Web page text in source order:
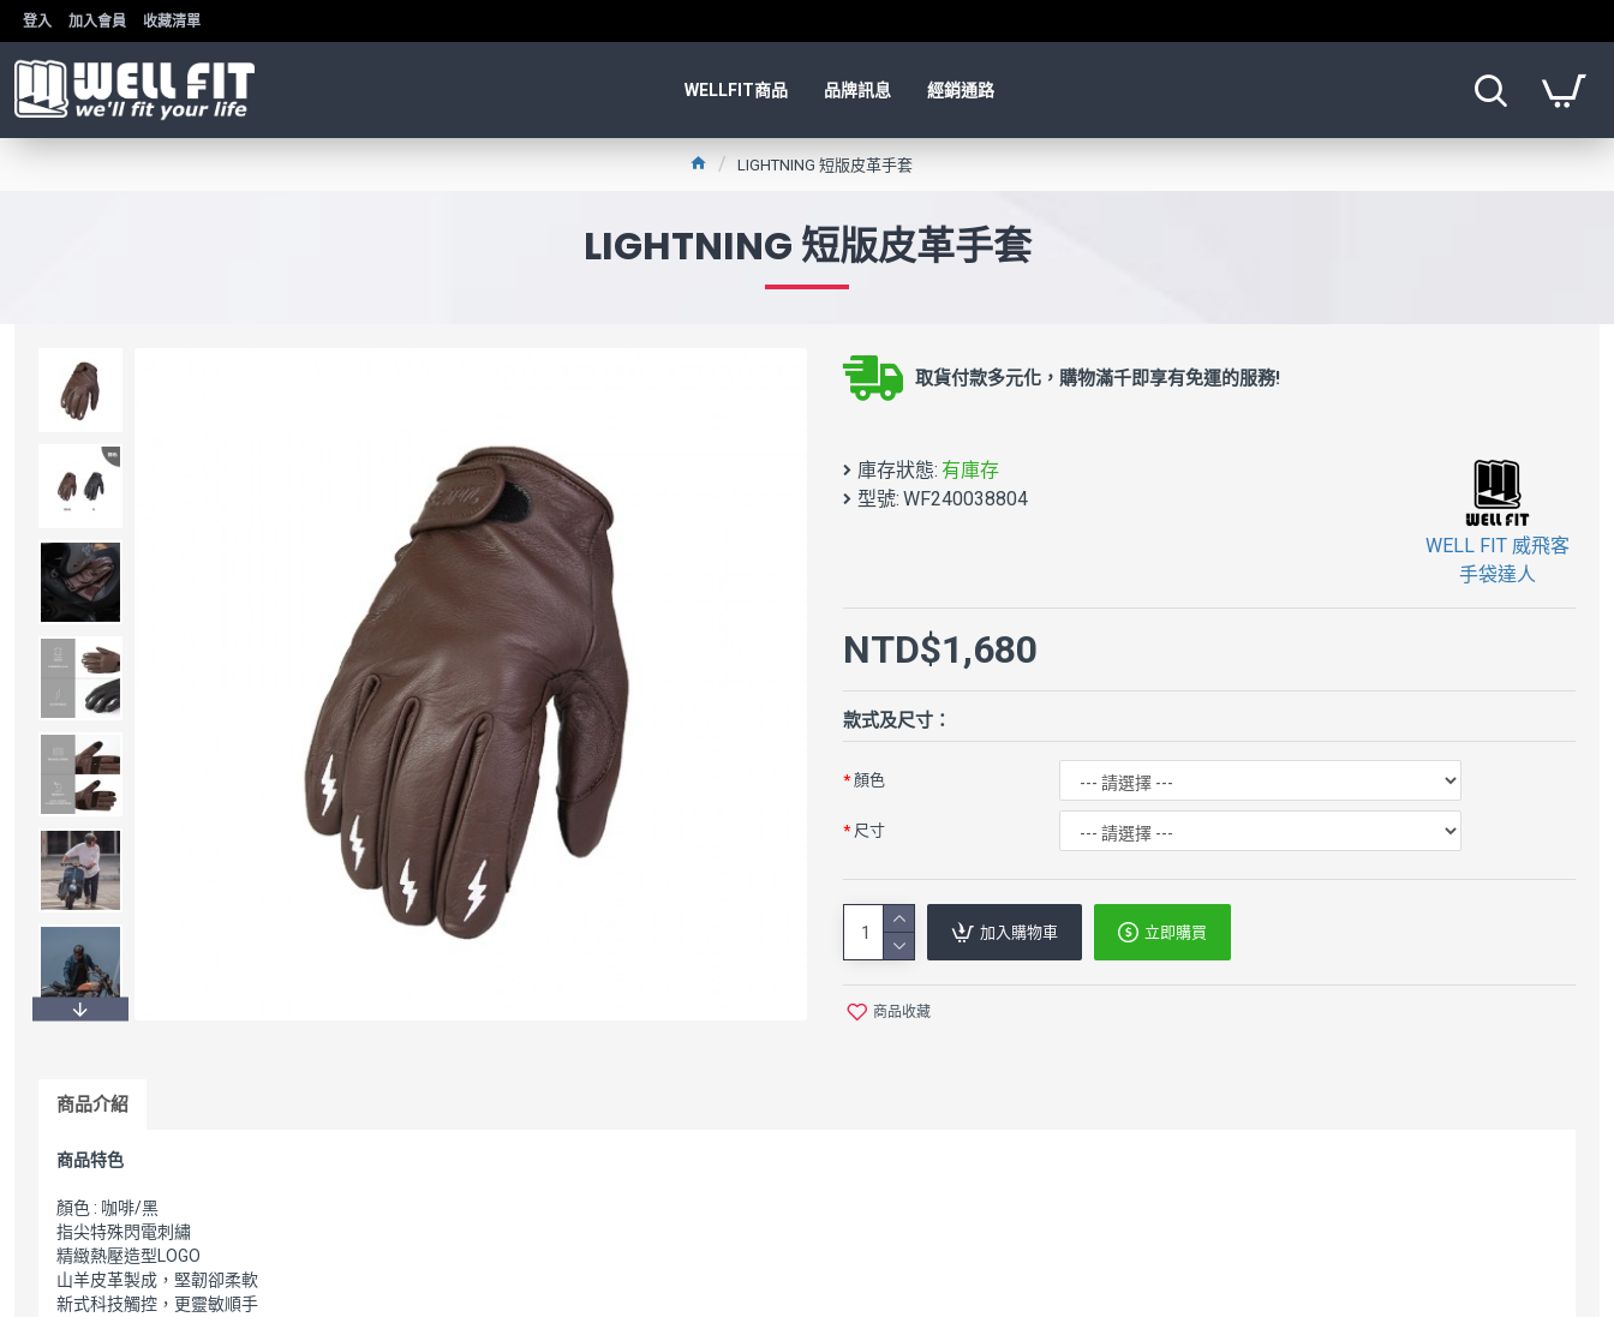
登入 加入會員 收藏清單
WELLFIT商品 品牌訊息 經銷通路
LIGHTNING 短版皮革手套
LIGHTNING 短版皮革手套
取貨付款多元化，購物滿千即享有免運的服務!
庫存狀態: 有庫存
型號: WF240038804
WELL FIT 威飛客
手袋達人
NTD$1,680
款式及尺寸：
顏色
尺寸
加入購物車 立即購買
商品收藏
商品介紹
商品特色
顏色 : 咖啡/黑
指尖特殊閃電刺繡
精緻熱壓造型LOGO
山羊皮革製成，堅韌卻柔軟
新式科技觸控，更靈敏順手